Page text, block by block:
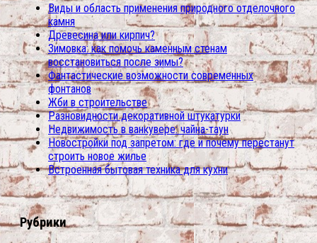
Виды и область применения природного отделочного
камня
Древесина или кирпич?
Зимовка: как помочь каменным стенам
восстановиться после зимы?
Фантастические возможности современных
фонтанов
Жби в строительстве
Разновидности декоративной штукатурки
Недвижимость в ванкувере: чайна-таун
Новостройки под запретом: где и почему перестанут
строить новое жилье
Встроенная бытовая техника для кухни
Рубрики